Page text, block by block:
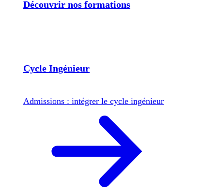
Découvrir nos formations
Cycle Ingénieur
Admissions : intégrer le cycle ingénieur